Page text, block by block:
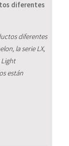
diferentes
diferentes
la serie LX,
Light
están